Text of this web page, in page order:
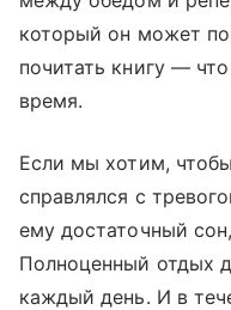
который он может
почитать книгу —
время.
Если мы хотим,
справлялся с
ему достаточный
Полноценный отдых
каждый день. И в